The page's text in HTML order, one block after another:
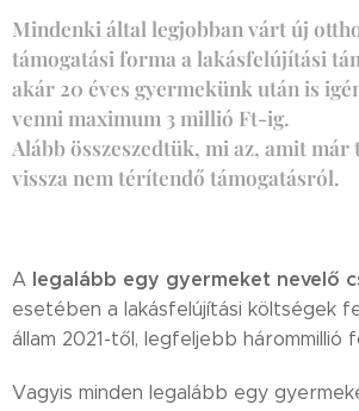
Mindenki által legjobban várt új
támogatási forma a lakásfelújítási
akár 20 éves gyermekünk után is
venni maximum 3 millió Ft-ig.
Alább összeszedtük, mi az, amit
vissza nem térítendő támogatásról.
A legalább egy gyermeket nevelő
esetében a lakásfelújítási költségek
állam 2021-től, legfeljebb hárommillió
Vagyis minden legalább egy